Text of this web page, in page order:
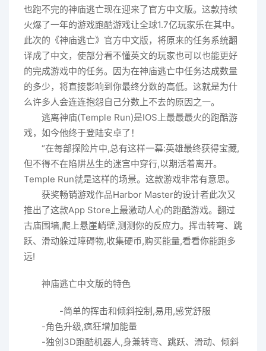
也跑不完的神庙逃亡现在迎来了官方中文版。这款持续
火爆了一年的游戏跑酷游戏让全球1.7亿玩家乐在其中。
此次的《神庙逃亡》官方中文版，将原来的任务系统翻
译成了中文，使部分看不懂英文的玩家也可以也能更好
的完成游戏中的任务。因为在神庙逃亡中任务达成数量
的多少，将直接影响到你最终分数的高低。这就是为什
么许多人会连连抱怨自己分数上不去的原因之一。
逃离神庙(Temple Run)是IOS上最最最火的跑酷游
戏，如今他终于登陆安卓了！
“在每部探险片中,总有这样一幕:英雄最终获得宝藏,
但不得不在陷阱丛生的迷宫中穿行,以期活着离开。
Temple Run就是这样的场景。这款游戏非常有意思。
获奖畅销游戏作品Harbor Master的设计者此次又
推出了这款App Store上最激动人心的跑酷游戏。翻过
古庙围墙,爬上悬崖峭壁,测测你的反应力。挥击转弯、跳
跃、滑动躲过障碍物,收集硬币,购买能量,看看你能跑多
远!
神庙逃亡中文版的特色
-简单的挥击和倾斜控制,易用,感觉舒服
-角色升级,疯狂增加能量
-独创3D跑酷机器人,身兼转弯、跳跃、滑动、倾斜